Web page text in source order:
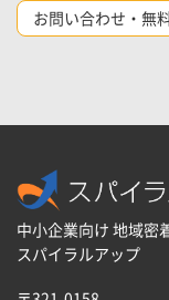
お問い合わせ・無
中小企業向け 地域
スパイラルアップ